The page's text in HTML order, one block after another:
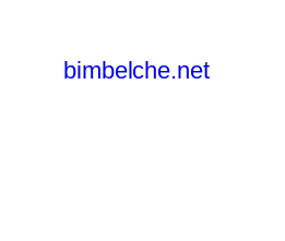
bimbelche.net